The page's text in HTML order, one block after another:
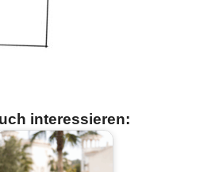
interessieren: